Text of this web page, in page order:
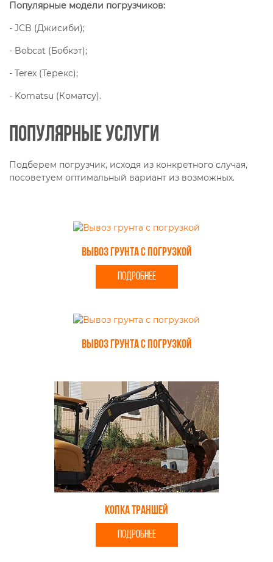
Популярные модели погрузчиков:
- JCB (Джисиби);
- Bobcat (Бобкэт);
- Terex (Терекс);
- Komatsu (Коматсу).
Популярные услуги
Подберем погрузчик, исходя из конкретного случая,
посоветуем оптимальный вариант из возможных.
Вывоз грунта с погрузкой
ПОДРОБНЕЕ
Вывоз грунта с погрузкой
Копка траншей
ПОДРОБНЕЕ